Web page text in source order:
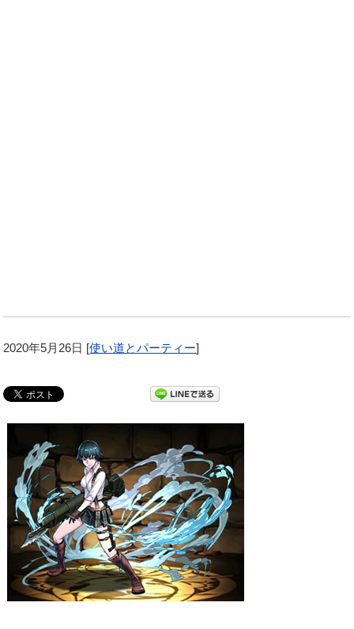
2020年5月26日 [使い道とパーティー]